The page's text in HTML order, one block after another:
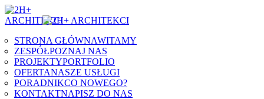
Skip to content
STRONA GŁÓWNAWITAMY
ZESPÓŁPOZNAJ NAS
PROJEKTYPORTFOLIO
OFERTANASZE USŁUGI
PORADNIKCO NOWEGO?
KONTAKTNAPISZ DO NAS